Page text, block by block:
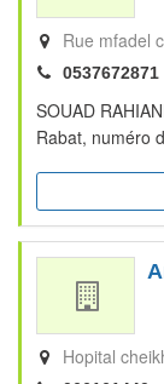
Rue mfadel
0537672871
SOUAD
Rabat, numéro
Hopital